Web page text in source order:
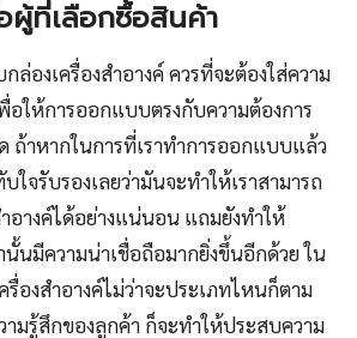
ผู้ที่เลือกซื้อสินค้า
ล่องเครื่องสำอางค์ ควรที่จะต้องใส่ความ
อให้การออกแบบตรงกับความต้องการ
ถ้าหากในการที่เราทำการออกแบบแล้ว
ใจรับรองเลยว่ามันจะทำให้เราสามารถ
อางค์ได้อย่างแน่นอน แถมยังทำให้
นมีความน่าเชื่อถือมากยิ่งขึ้นอีกด้วย ใน
องสำอางค์ไม่ว่าจะประเภทไหนก็ตาม
วามรู้สึกของลูกค้า ก็จะทำให้ประสบความ